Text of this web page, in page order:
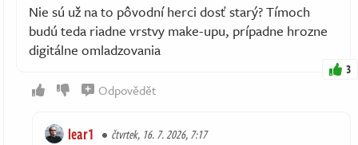
Nie sú už na to pôvodní herci dosť starý? Tímoch
budú teda riadne vrstvy make-upu, prípadne hrozne
digitálne omladzovania
3
Odpovědět
lear1 čtvrtek, 16. 7. 2026, 7:17